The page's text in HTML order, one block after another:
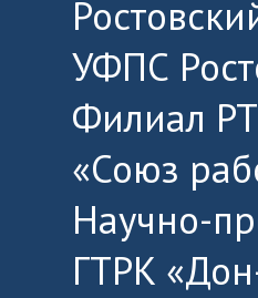
УФПС
Филиал
«Союз
Научно-
ГТРК